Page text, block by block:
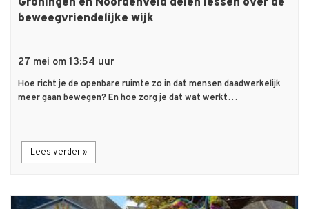
beweegvriendelijke wijk
27 mei om 13:54 uur
Hoe richt je de openbare ruimte zo in dat mensen daadwerkelijk
meer gaan bewegen? En hoe zorg je dat wat werkt…
Lees verder »